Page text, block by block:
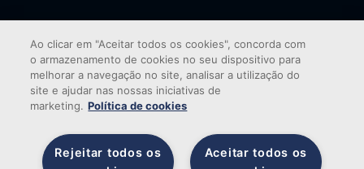
APP STORE
GOOGLE PLAY
Ao clicar em "Aceitar todos os cookies", concorda com
o armazenamento de cookies no seu dispositivo para
melhorar a navegação no site, analisar a utilização do
site e ajudar nas nossas iniciativas de
marketing. Política de cookies
Aceitar todos os
Rejeitar todos os